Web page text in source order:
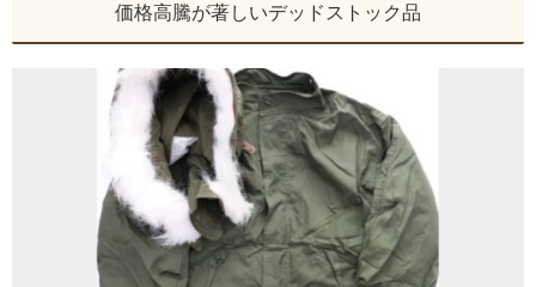
価格高騰が著しいデッドストック品